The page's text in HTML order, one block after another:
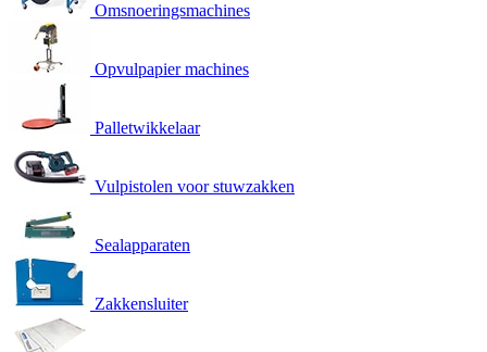
Omsnoeringsmachines
Opvulpapier machines
Palletwikkelaar
Vulpistolen voor stuwzakken
Sealapparaten
Zakkensluiter